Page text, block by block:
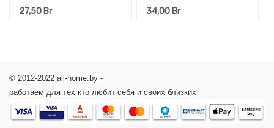
(мягкая) 1 шт
27,50 Br
1 шт
34,00Br
© 2012-2022 all-home.by -
работаем для тех кто любит себя и своих близких